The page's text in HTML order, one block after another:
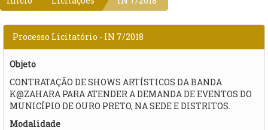
Processo Licitatório - IN 7/2018
Objeto
CONTRATAÇÃO DE SHOWS ARTÍSTICOS DA BANDA
K@ZAHARA PARA ATENDER A DEMANDA DE EVENTOS DO
MUNICÍPIO DE OURO PRETO, NA SEDE E DISTRITOS.​
Modalidade